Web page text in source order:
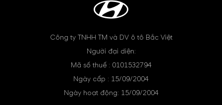
Công ty TNHH TM và DV ô tô Bắc Việt
Người đại diện:
Mã số thuế : 0101532794
Ngày cấp : 15/09/2004
Ngày hoạt động: 15/09/2004